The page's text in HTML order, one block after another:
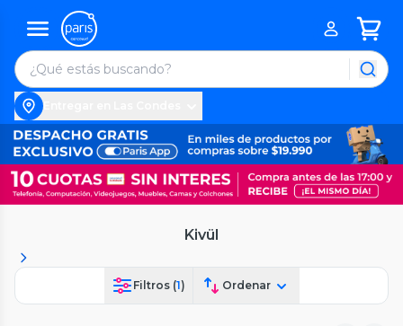
Kivül
Filtros (1) Ordenar